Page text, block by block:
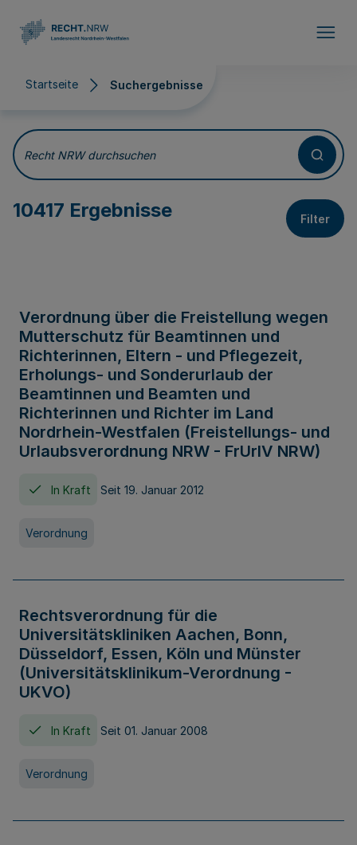
Startseite Suchergebnisse
Suchergebnisse
Recht NRW durchsuchen
10417 Ergebnisse Filter
Verordnung über die Freistellung wegen
Mutterschutz für Beamtinnen und
Richterinnen, Eltern - und Pflegezeit,
Erholungs- und Sonderurlaub der
Beamtinnen und Beamten und
Richterinnen und Richter im Land
Nordrhein-Westfalen (Freistellungs- und
Urlaubsverordnung NRW - FrUrlV NRW)
In Kraft Seit 19. Januar 2012
Verordnung
Rechtsverordnung für die
Universitätskliniken Aachen, Bonn,
Düsseldorf, Essen, Köln und Münster
(Universitätsklinikum-Verordnung -
UKVO)
In Kraft Seit 01. Januar 2008
Verordnung